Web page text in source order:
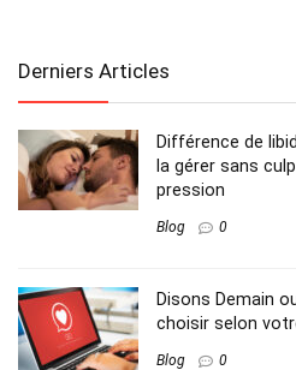
Derniers Articles
Différence de
la gérer sans
pression
Blog 0
Disons Demain
choisir selon
Blog 0